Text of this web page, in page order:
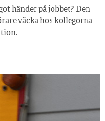
händer på jobbet? Den
väcka hos kollegorna